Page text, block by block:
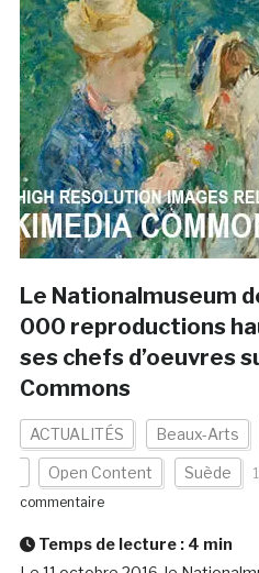
Le Nationalmuseum
000 reproductions
ses chefs d’oeuvres
Commons
ACTUALITÉS Beaux-Arts
Open Content Suède
commentaire
Temps de lecture : 4 min